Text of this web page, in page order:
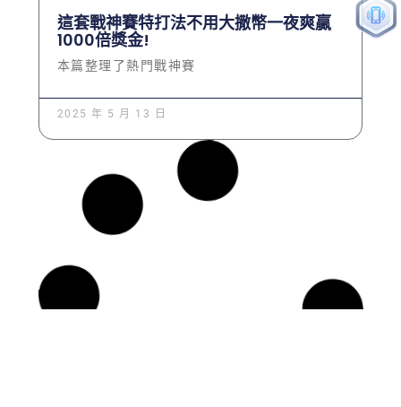
這套戰神賽特打法不用大撒幣一夜爽贏
1000倍獎金!
本篇整理了熱門戰神賽
2025 年 5 月 13 日